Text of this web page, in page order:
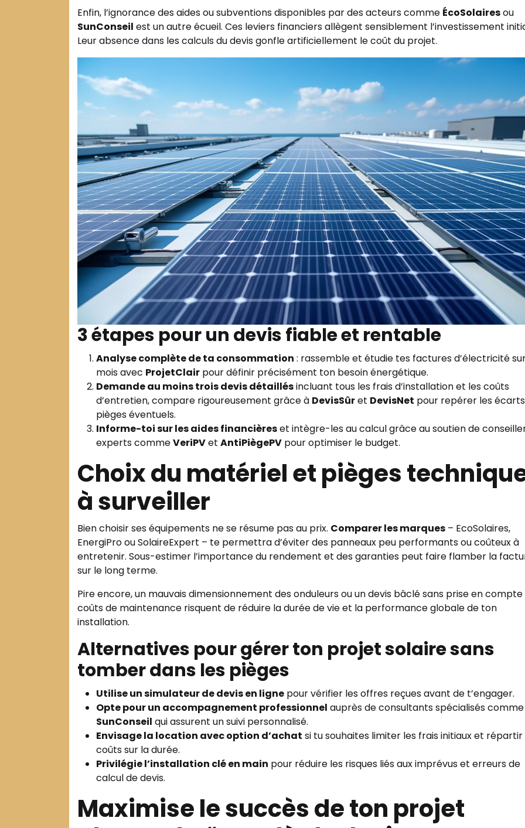
Enfin, l’ignorance des aides ou subventions disponibles par des acteurs comme ÉcoSolairesou
SunConseil est un autre écueil. Ces leviers financiers allègent sensiblement l’investissement
Leur absence dans les calculs du devis gonfle artificiellement le coût du projet.
3 étapes pour un devis fiable et rentable
Analyse complète de ta consommation : rassemble et étudie tes factures d’électricité sur
mois avec ProjetClair pour définir précisément ton besoin énergétique.
Demande au moins trois devis détaillésincluant tous les frais d’installation et les coûts
d’entretien, compare rigoureusement grâce à DevisSûret DevisNet pour repérer les
pièges éventuels.
Informe-toi sur les aides financièreset intègre-les au calcul grâce au soutien de
experts commeVeriPVet AntiPiègePV pour optimiser le budget.
Choix du matériel et pièges
à surveiller
Bien choisir ses équipements ne se résume pas au prix. Comparer les marques – EcoSolaires,
EnergiPro ou SolaireExpert – te permettra d’éviter des panneaux peu performants ou coûteux à
entretenir. Sous-estimer l’importance du rendement et des garanties peut faire flamber la
sur le long terme.
Pire encore, un mauvais dimensionnement des onduleurs ou un devis bâclé sans prise en compte
coûts de maintenance risquent de réduire la durée de vie et la performance globale de ton
installation.
Alternatives pour gérer ton projet solaire sans
tomber dans les pièges
Utilise un simulateur de devis en ligne pour vérifier les offres reçues avant de t’engager.
Opte pour un accompagnement professionnel auprès de consultants spécialisés comme
SunConseil qui assurent un suivi personnalisé.
Envisage la location avec option d’achat si tu souhaites limiter les frais initiaux et répartir
coûts sur la durée.
Privilégie l’installation clé en main pour réduire les risques liés aux imprévus et erreurs de
calcul de devis.
Maximise le succès de ton projet